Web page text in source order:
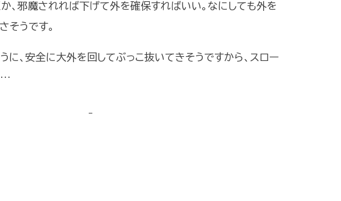
か、邪魔されれば下げて外を確保すればいい。なにしても外を
そうです。
に、安全に大外を回してぶっこ抜いてきそうですから、スロー
…